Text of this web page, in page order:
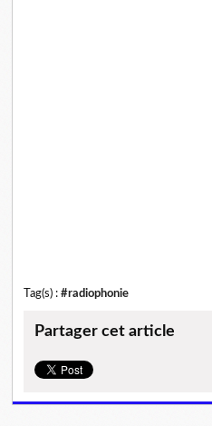
Tag(s) : #radiophonie
Partager cet article